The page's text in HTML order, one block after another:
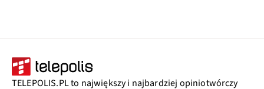
TELEPOLIS.PL to największy i najbardziej opiniotwórczy